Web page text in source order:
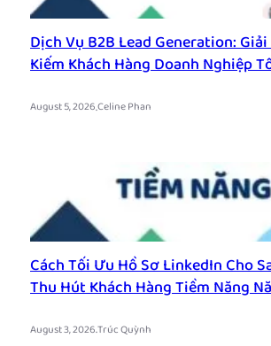
Dịch Vụ B2B Lead Generation:
Kiếm Khách Hàng Doanh Nghiệp
August 5, 2026.Celine Phan
Cách Tối Ưu Hồ Sơ LinkedIn Cho
Thu Hút Khách Hàng Tiềm Năng
August 3, 2026.Trúc Quỳnh